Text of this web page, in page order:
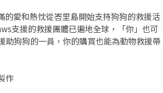
的愛和熱忱從峇里島開始支持狗狗的救援活
支援的救援團體已遍地全球，「你」也可
助狗狗的一員，你的購買也能為動物救援帶
作